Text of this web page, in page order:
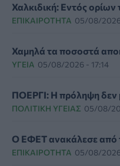
Χαλκιδική: Εντός
ΕΠΙΚΑΙΡΌΤΗΤΑ 05/08/2026
Χαμηλά τα ποσοστά
ΥΓΕΊΑ 05/08/2026 - 17:14
ΠΟΕΡΓΙ: Η πρόληψη δεν
ΠΟΛΙΤΙΚΉ ΥΓΕΊΑΣ 05/08/
Ο ΕΦΕΤ ανακάλεσε από
ΕΠΙΚΑΙΡΌΤΗΤΑ 05/08/